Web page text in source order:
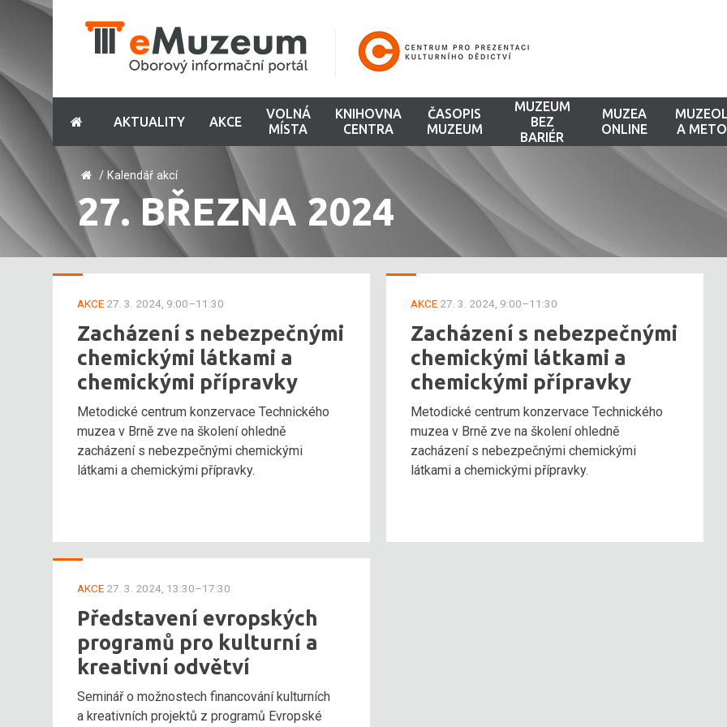
AKTUALITY AKCE
VOLNÁ
MÍSTA
KNIHOVNA
CENTRA
ČASOPIS
MUZEUM
MUZEUM
BEZ
BARIÉR
MUZEA
ONLINE
A
/ Kalendář akcí
27. BŘEZNA 2024
AKCE 27. 3. 2024, 9:00–11:30
Zacházení s nebezpečnými
chemickými látkami a
chemickými přípravky
Metodické centrum konzervace Technického
muzea v Brně zve na školení ohledně
zacházení s nebezpečnými chemickými
látkami a chemickými přípravky.
AKCE 27. 3. 2024, 13:30–17:30
Představení evropských
programů pro kulturní a
kreativní odvětví
Seminář o možnostech financování kulturních
a kreativních projektů z programů Evropské
AKCE 27. 3. 2024, 9:00–11:30
Zacházení s nebezpečnými
chemickými látkami a
chemickými přípravky
Metodické centrum konzervace Technického
muzea v Brně zve na školení ohledně
zacházení s nebezpečnými chemickými
látkami a chemickými přípravky.